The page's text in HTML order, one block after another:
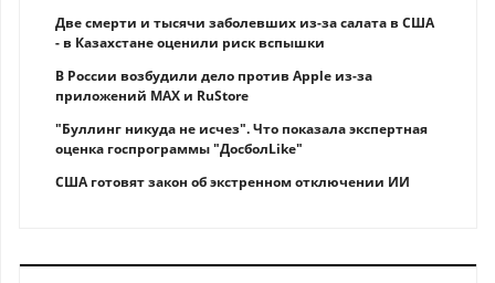
Две смерти и тысячи заболевших из-за салата в США
- в Казахстане оценили риск вспышки
В России возбудили дело против Apple из-за
приложений MAX и RuStore
"Буллинг никуда не исчез". Что показала экспертная
оценка госпрограммы "ДосболLike"
США готовят закон об экстренном отключении ИИ